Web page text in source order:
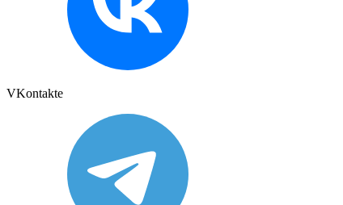
VKontakte